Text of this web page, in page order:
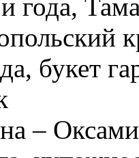
года,
букет
–